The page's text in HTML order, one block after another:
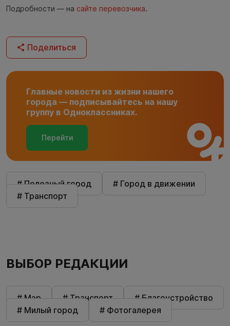
Подробности — на сайте перевозчика.
Поделиться
Главные новости из жизни нашего
города — подписывайтесь на нашу
группу в Одноклассниках.
Перейти
# Полезный город
# Город в движении
# Транспорт
ВЫБОР РЕДАКЦИИ
# Мэр # Транспорт
# Благоустройство
# Милый город
# Фотогалерея